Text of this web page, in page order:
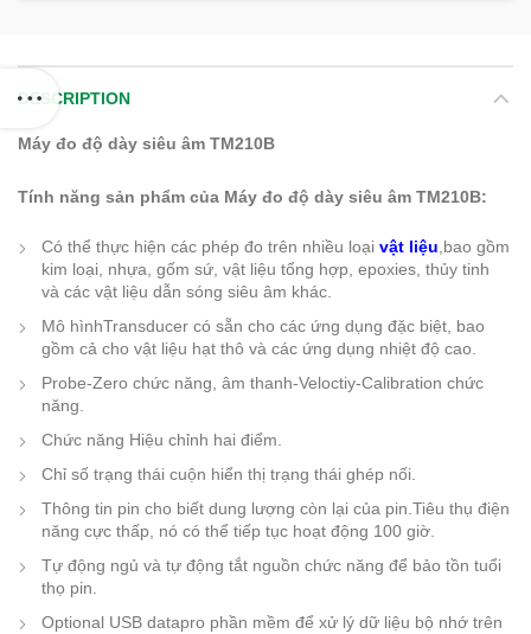
DESCRIPTION
Máy đo độ dày siêu âm TM210B
Tính năng sản phẩm của Máy đo độ dày siêu âm TM210B:
Có thể thực hiện các phép đo trên nhiều loại vật liệu ,bao gồm
kim loại, nhựa, gốm sứ, vật liệu tổng hợp, epoxies, thủy tinh
và các vật liệu dẫn sóng siêu âm khác.
Mô hìnhTransducer có sẵn cho các ứng dụng đặc biệt, bao
gồm cả cho vật liệu hạt thô và các ứng dụng nhiệt độ cao.
Probe-Zero chức năng, âm thanh-Veloctiy-Calibration chức
năng.
Chức năng Hiệu chỉnh hai điểm.
Chỉ số trạng thái cuộn hiển thị trạng thái ghép nối.
Thông tin pin cho biết dung lượng còn lại của pin.Tiêu thụ điện
năng cực thấp, nó có thể tiếp tục hoạt động 100 giờ.
Tự động ngủ và tự động tắt nguồn chức năng để bảo tồn tuổi
thọ pin.
Optional USB datapro phần mềm để xử lý dữ liệu bộ nhớ trên